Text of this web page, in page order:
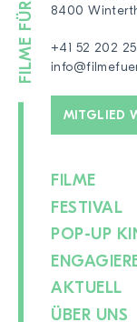
8400
+41 52 202
MITGLIED
FILME
FESTIVAL
POP-UP
AKTUELL
ÜBER UNS